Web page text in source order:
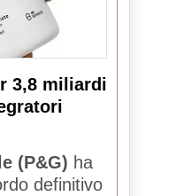
3,8 miliardi
(P&G) ha
definitivo